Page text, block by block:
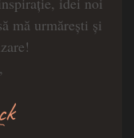
mă urmărești și